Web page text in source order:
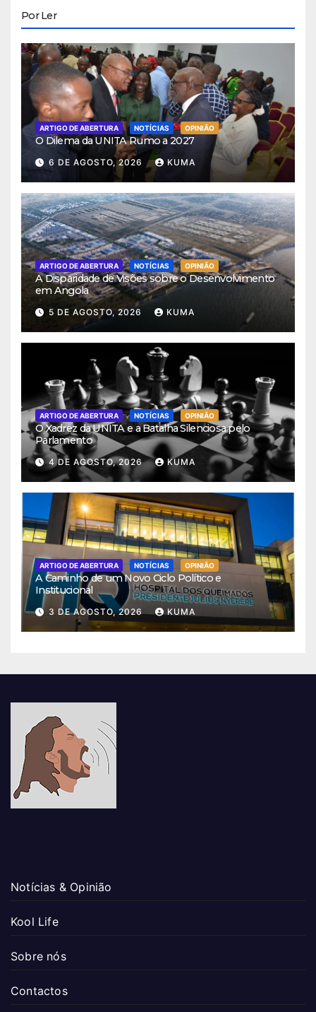
Por Ler
ARTIGO DE ABERTURA NOTÍCIAS OPINIÃO
O Dilema da UNITA Rumo a 2027
6 DE AGOSTO, 2026 KUMA
ARTIGO DE ABERTURA NOTÍCIAS OPINIÃO
A Disparidade de Visões sobre o Desenvolvimento
em Angola
5 DE AGOSTO, 2026 KUMA
ARTIGO DE ABERTURA NOTÍCIAS OPINIÃO
O Xadrez da UNITA e a Batalha Silenciosa pelo
Parlamento
4 DE AGOSTO, 2026 KUMA
ARTIGO DE ABERTURA NOTÍCIAS OPINIÃO
A Caminho de um Novo Ciclo Político e
Institucional
3 DE AGOSTO, 2026 KUMA
Notícias & Opinião
Kool Life
Sobre nós
Contactos